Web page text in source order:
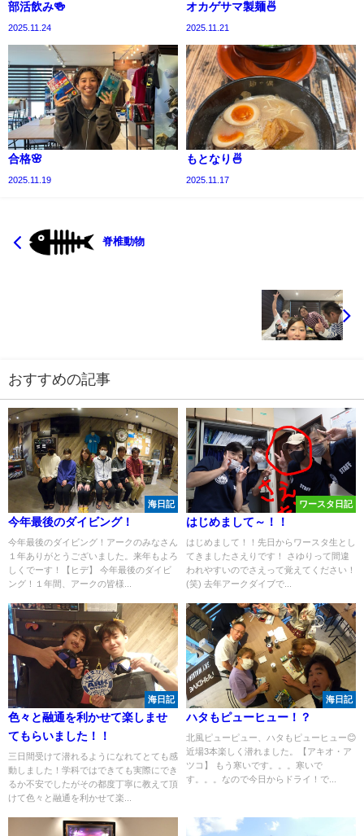
部活飲み🍻
2025.11.24
オカゲサマ製麺🍜
2025.11.21
合格🌸
2025.11.19
もとなり🍜
2025.11.17
脊椎動物
おすすめの記事
海日記
今年最後のダイビング！
今年最後のダイビング！アークのみなさん
１年ありがとうございました。来年もよろ
しくでーす！【ヒデ】 今年最後のダイビ
ング！１年間、アークの皆様...
ワースタ日記
はじめまして～！！
はじめまして！！先日からワースタ生とし
てきましたさえりです！ さゆりって間違
われやすいのでさえって覚えてください！
(笑) 去年アークダイブで...
海日記
色々と融通を利かせて楽しませ
てもらいました！！
三日間受けて潜れるようになれてとても感
動しました！学科ではできても実際にでき
るか不安でしたがその都度丁寧に教えて頂
けて色々と融通を利かせて楽...
海日記
ハタもピューヒュー！？
北風ピューピュー、ハタもピューヒュー😊
近場3本楽しく潜れました。【アキオ・ア
ツコ】 もう寒いです。。。寒いで
す。。。なので今日からドライ！で...